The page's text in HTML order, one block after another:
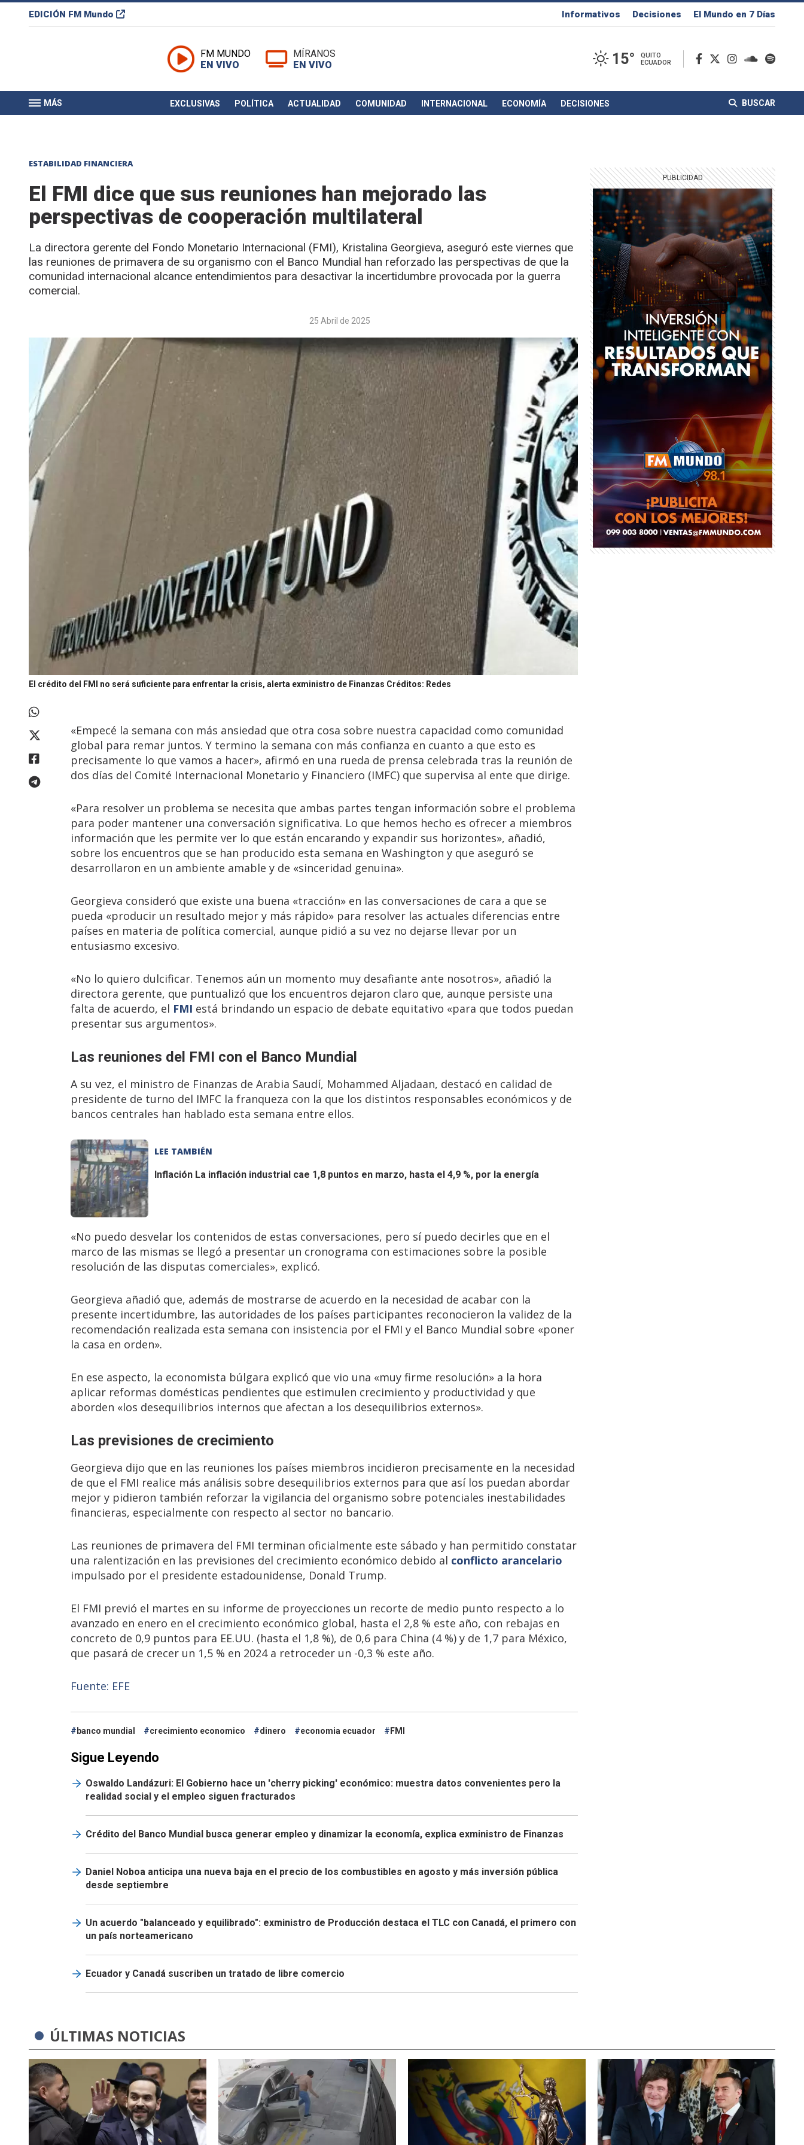
EDICIÓN FM Mundo Informativos Decisiones El Mundo en 7 Días
FM MUNDO
EN VIVO
MÍRANOS
EN VIVO
15°
QUITO
ECUADOR
MÁS EXCLUSIVAS POLÍTICA ACTUALIDAD COMUNIDAD INTERNACIONAL ECONOMÍA DECISIONES BUSCAR
ESTABILIDAD FINANCIERA
El FMI dice que sus reuniones han mejorado las
perspectivas de cooperación multilateral
La directora gerente del Fondo Monetario Internacional (FMI), Kristalina Georgieva, aseguró este viernes que
las reuniones de primavera de su organismo con el Banco Mundial han reforzado las perspectivas de que la
comunidad internacional alcance entendimientos para desactivar la incertidumbre provocada por la guerra
comercial.
25 Abril de 2025
El crédito del FMI no será suficiente para enfrentar la crisis, alerta exministro de Finanzas Créditos: Redes
«Empecé la semana con más ansiedad que otra cosa sobre nuestra capacidad como comunidad
global para remar juntos. Y termino la semana con más confianza en cuanto a que esto es
precisamente lo que vamos a hacer», afirmó en una rueda de prensa celebrada tras la reunión de
dos días del Comité Internacional Monetario y Financiero (IMFC) que supervisa al ente que dirige.
«Para resolver un problema se necesita que ambas partes tengan información sobre el problema
para poder mantener una conversación significativa. Lo que hemos hecho es ofrecer a miembros
información que les permite ver lo que están encarando y expandir sus horizontes», añadió,
sobre los encuentros que se han producido esta semana en Washington y que aseguró se
desarrollaron en un ambiente amable y de «sinceridad genuina».
Georgieva consideró que existe una buena «tracción» en las conversaciones de cara a que se
pueda «producir un resultado mejor y más rápido» para resolver las actuales diferencias entre
países en materia de política comercial, aunque pidió a su vez no dejarse llevar por un
entusiasmo excesivo.
«No lo quiero dulcificar. Tenemos aún un momento muy desafiante ante nosotros», añadió la
directora gerente, que puntualizó que los encuentros dejaron claro que, aunque persiste una
falta de acuerdo, el FMI está brindando un espacio de debate equitativo «para que todos puedan
presentar sus argumentos».
Las reuniones del FMI con el Banco Mundial
A su vez, el ministro de Finanzas de Arabia Saudí, Mohammed Aljadaan, destacó en calidad de
presidente de turno del IMFC la franqueza con la que los distintos responsables económicos y de
bancos centrales han hablado esta semana entre ellos.
LEE TAMBIÉN
Inflación La inflación industrial cae 1,8 puntos en marzo, hasta el 4,9 %, por la energía
«No puedo desvelar los contenidos de estas conversaciones, pero sí puedo decirles que en el
marco de las mismas se llegó a presentar un cronograma con estimaciones sobre la posible
resolución de las disputas comerciales», explicó.
Georgieva añadió que, además de mostrarse de acuerdo en la necesidad de acabar con la
presente incertidumbre, las autoridades de los países participantes reconocieron la validez de la
recomendación realizada esta semana con insistencia por el FMI y el Banco Mundial sobre «poner
la casa en orden».
En ese aspecto, la economista búlgara explicó que vio una «muy firme resolución» a la hora
aplicar reformas domésticas pendientes que estimulen crecimiento y productividad y que
aborden «los desequilibrios internos que afectan a los desequilibrios externos».
Las previsiones de crecimiento
Georgieva dijo que en las reuniones los países miembros incidieron precisamente en la necesidad
de que el FMI realice más análisis sobre desequilibrios externos para que así los puedan abordar
mejor y pidieron también reforzar la vigilancia del organismo sobre potenciales inestabilidades
financieras, especialmente con respecto al sector no bancario.
Las reuniones de primavera del FMI terminan oficialmente este sábado y han permitido constatar
una ralentización en las previsiones del crecimiento económico debido al conflicto arancelario
impulsado por el presidente estadounidense, Donald Trump.
El FMI previó el martes en su informe de proyecciones un recorte de medio punto respecto a lo
avanzado en enero en el crecimiento económico global, hasta el 2,8 % este año, con rebajas en
concreto de 0,9 puntos para EE.UU. (hasta el 1,8 %), de 0,6 para China (4 %) y de 1,7 para México,
que pasará de crecer un 1,5 % en 2024 a retroceder un -0,3 % este año.
Fuente: EFE
banco mundial crecimiento economico dinero economia ecuador FMI
Sigue Leyendo
Oswaldo Landázuri: El Gobierno hace un 'cherry picking' económico: muestra datos convenientes pero la
realidad social y el empleo siguen fracturados
Crédito del Banco Mundial busca generar empleo y dinamizar la economía, explica exministro de Finanzas
Daniel Noboa anticipa una nueva baja en el precio de los combustibles en agosto y más inversión pública
desde septiembre
Un acuerdo "balanceado y equilibrado": exministro de Producción destaca el TLC con Canadá, el primero con
un país norteamericano
Ecuador y Canadá suscriben un tratado de libre comercio
ÚLTIMAS NOTICIAS